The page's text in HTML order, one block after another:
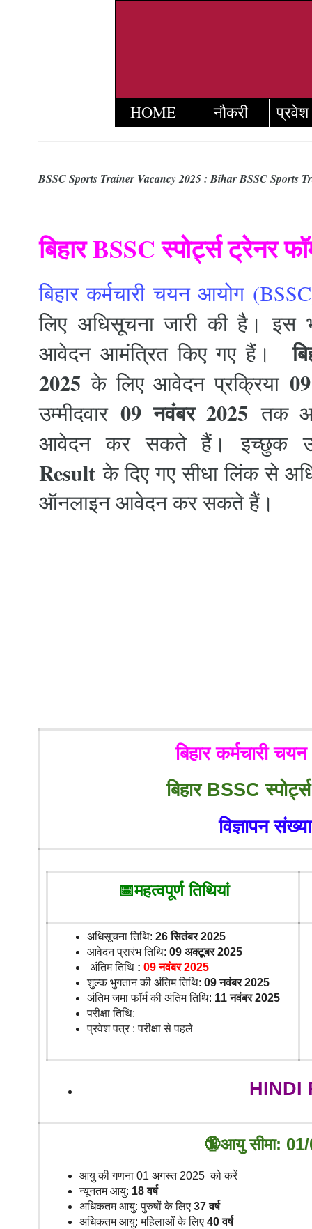
HOME नौकरी
BSSC Sports Trainer Vacancy 2025 : Bihar BSSC Sports
बिहार BSSC स्पोर्ट्स ट्रेनर
बिहार कर्मचारी चयन आयोग
लिए अधिसूचना जारी की है। इस
आवेदन आमंत्रित किए गए हैं।
2025 के लिए आवेदन प्रक्रिया09
उम्मीदवार09 नवंबर 2025 तक
आवेदन कर सकते हैं। इच्छुक
Resultके दिए गए सीधा लिंक से
ऑनलाइन आवेदन कर सकते हैं।
बिहार कर्मचारी
बिहार BSSC
विज्ञापन
📅महत्वपूर्ण तिथियां
अधिसूचना तिथि: 26 सितंबर 2025
आवेदन प्रारंभ तिथि: 09 अक्टूबर 2025
अंतिम तिथि : 09 नवंबर 2025
शुल्क भुगतान की अंतिम तिथि: 09 नवंबर 2025
अंतिम जमा फॉर्म की अंतिम तिथि: 11 नवंबर 2025
परीक्षा तिथि:
प्रवेश पत्र : परीक्षा से पहले
HINDI
🔞आयु सीमा:
आयु की गणना 01 अगस्त 2025 को करें
न्यूनतम आयु: 18 वर्ष
अधिकतम आयु: पुरुषों के लिए 37 वर्ष
अधिकतम आयु: महिलाओं के लिए 40 वर्ष